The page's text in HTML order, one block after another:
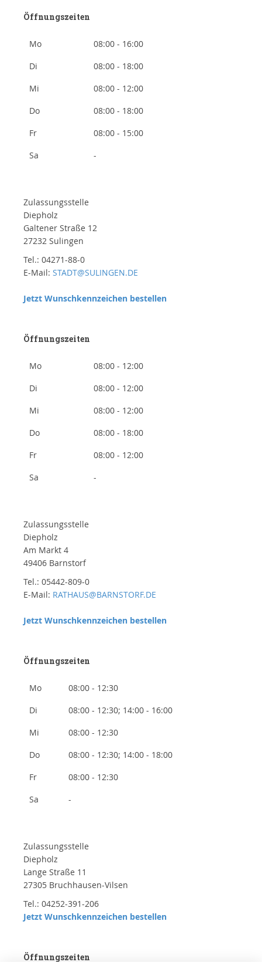
Öffnungszeiten
Mo
08:00 - 16:00
Di
08:00 - 18:00
Mi
08:00 - 12:00
Do
08:00 - 18:00
Fr
08:00 - 15:00
Sa
-
Zulassungsstelle
Diepholz
Galtener Straße 12
27232 Sulingen
Tel.: 04271-88-0
E-Mail: STADT@SULINGEN.DE
Jetzt Wunschkennzeichen bestellen
Öffnungszeiten
Mo
08:00 - 12:00
Di
08:00 - 12:00
Mi
08:00 - 12:00
Do
08:00 - 18:00
Fr
08:00 - 12:00
Sa
-
Zulassungsstelle
Diepholz
Am Markt 4
49406 Barnstorf
Tel.: 05442-809-0
E-Mail: RATHAUS@BARNSTORF.DE
Jetzt Wunschkennzeichen bestellen
Öffnungszeiten
Mo
08:00 - 12:30
Di
08:00 - 12:30; 14:00 - 16:00
Mi
08:00 - 12:30
Do
08:00 - 12:30; 14:00 - 18:00
Fr
08:00 - 12:30
Sa
-
Zulassungsstelle
Diepholz
Lange Straße 11
27305 Bruchhausen-Vilsen
Tel.: 04252-391-206
Jetzt Wunschkennzeichen bestellen
Öffnungszeiten